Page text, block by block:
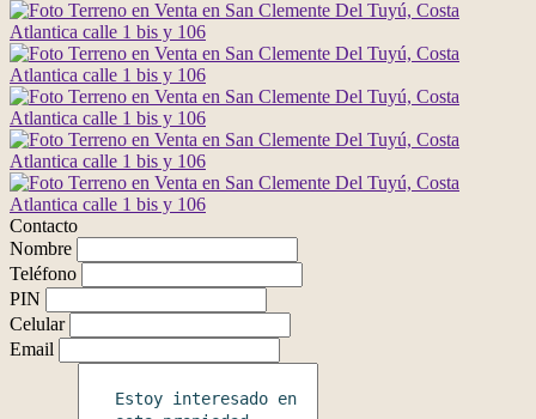
Contacto
Nombre
Teléfono
PIN
Celular
Email